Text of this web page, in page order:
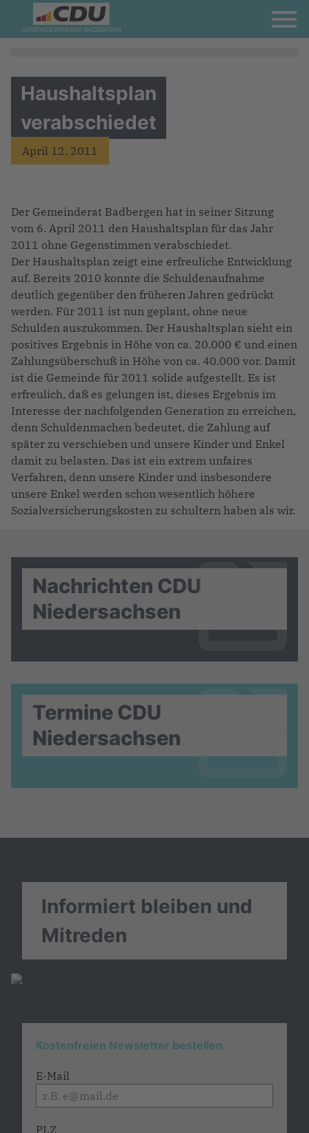
GEMEINDEVERBAND BADBERGEN
Haushaltsplan
verabschiedet
April 12, 2011
Der Gemeinderat Badbergen hat in seiner Sitzung
vom 6. April 2011 den Haushaltsplan für das Jahr
2011 ohne Gegenstimmen verabschiedet.
Der Haushaltsplan zeigt eine erfreuliche Entwicklung
auf. Bereits 2010 konnte die Schuldenaufnahme
deutlich gegenüber den früheren Jahren gedrückt
werden. Für 2011 ist nun geplant, ohne neue
Schulden auszukommen. Der Haushaltsplan sieht ein
positives Ergebnis in Höhe von ca. 20.000 € und einen
Zahlungsüberschuß in Höhe von ca. 40.000 vor. Damit
ist die Gemeinde für 2011 solide aufgestellt. Es ist
erfreulich, daß es gelungen ist, dieses Ergebnis im
Interesse der nachfolgenden Generation zu erreichen,
denn Schuldenmachen bedeutet, die Zahlung auf
später zu verschieben und unsere Kinder und Enkel
damit zu belasten. Das ist ein extrem unfaires
Verfahren, denn unsere Kinder und insbesondere
unsere Enkel werden schon wesentlich höhere
Sozialversicherungskosten zu schultern haben als wir.
Nachrichten CDU
Niedersachsen
Termine CDU
Niedersachsen
Informiert bleiben und
Mitreden
Kostenfreien Newsletter bestellen
E-Mail
PLZ